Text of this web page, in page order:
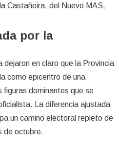
Castañeira, del Nuevo MAS,
por la
dejaron en claro que la Provincia
como epicentro de una
figuras dominantes que se
La diferencia ajustada
un camino electoral repleto de
de octubre.